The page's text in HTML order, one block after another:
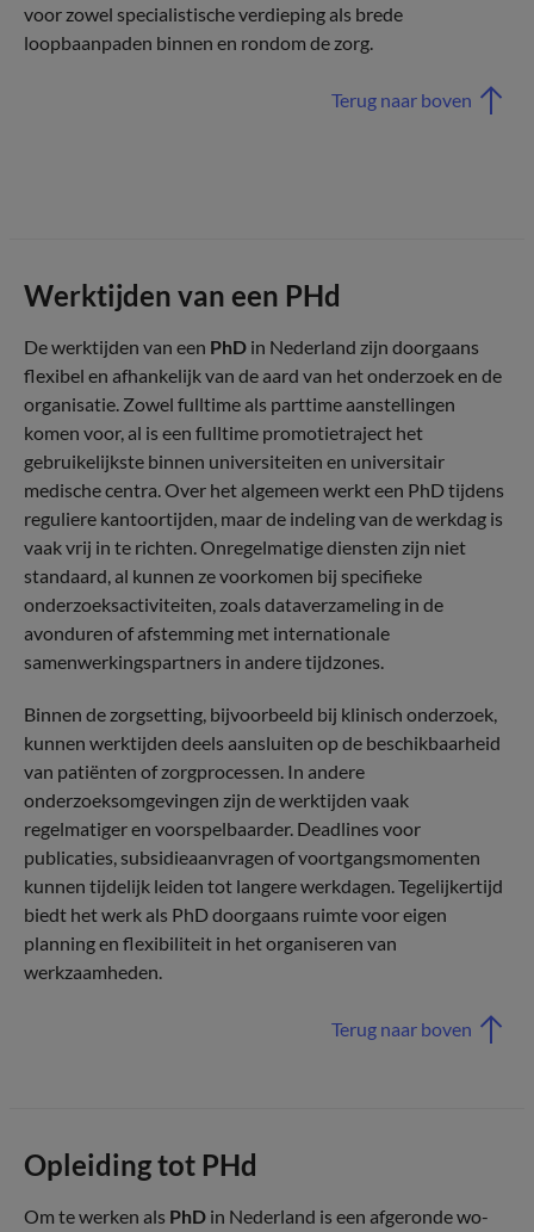
voor zowel specialistische verdieping als brede
loopbaanpaden binnen en rondom de zorg.
Terug naar boven
Werktijden van een PHd
De werktijden van een PhD in Nederland zijn doorgaans
flexibel en afhankelijk van de aard van het onderzoek en de
organisatie. Zowel fulltime als parttime aanstellingen
komen voor, al is een fulltime promotietraject het
gebruikelijkste binnen universiteiten en universitair
medische centra. Over het algemeen werkt een PhD tijdens
reguliere kantoortijden, maar de indeling van de werkdag is
vaak vrij in te richten. Onregelmatige diensten zijn niet
standaard, al kunnen ze voorkomen bij specifieke
onderzoeksactiviteiten, zoals dataverzameling in de
avonduren of afstemming met internationale
samenwerkingspartners in andere tijdzones.
Binnen de zorgsetting, bijvoorbeeld bij klinisch onderzoek,
kunnen werktijden deels aansluiten op de beschikbaarheid
van patiënten of zorgprocessen. In andere
onderzoeksomgevingen zijn de werktijden vaak
regelmatiger en voorspelbaarder. Deadlines voor
publicaties, subsidieaanvragen of voortgangsmomenten
kunnen tijdelijk leiden tot langere werkdagen. Tegelijkertijd
biedt het werk als PhD doorgaans ruimte voor eigen
planning en flexibiliteit in het organiseren van
werkzaamheden.
Terug naar boven
Opleiding tot PHd
Om te werken als PhD in Nederland is een afgeronde wo-